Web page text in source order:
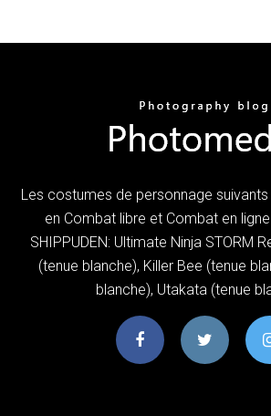
Les costumes de personnage
en Combat libre et Combat en ligne
SHIPPUDEN: Ultimate Ninja STORM
(tenue blanche), Killer Bee (tenue
blanche), Utakata (tenue